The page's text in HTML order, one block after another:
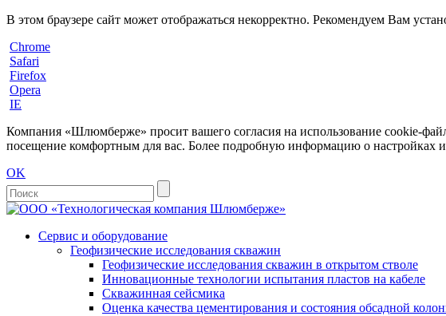
В этом браузере сайт может отображаться некорректно. Рекомендуем Вам
Chrome
Safari
Firefox
Opera
IE
Компания «Шлюмберже» просит вашего согласия на использование cookie-
посещение комфортным для вас. Более подробную информацию о настройках
OK
Сервис и оборудование
Геофизические исследования скважин
Геофизические исследования скважин в открытом стволе
Инновационные технологии испытания пластов на кабеле
Скважинная сейсмика
Оценка качества цементирования и состояния обсадной